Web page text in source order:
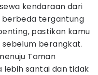
kendaraan dari
berbeda tergantung
pastikan kamu
berangkat.
Taman
lebih santai dan tidak